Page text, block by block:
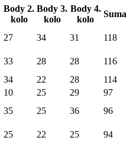
Body 2.
kolo
Body 3.
kolo
Body 4.
kolo
Suma
27 34 31 118
33 28 28
116
34 22 28
114
10 25 29
97
35 25 36 96
25 22 25 94